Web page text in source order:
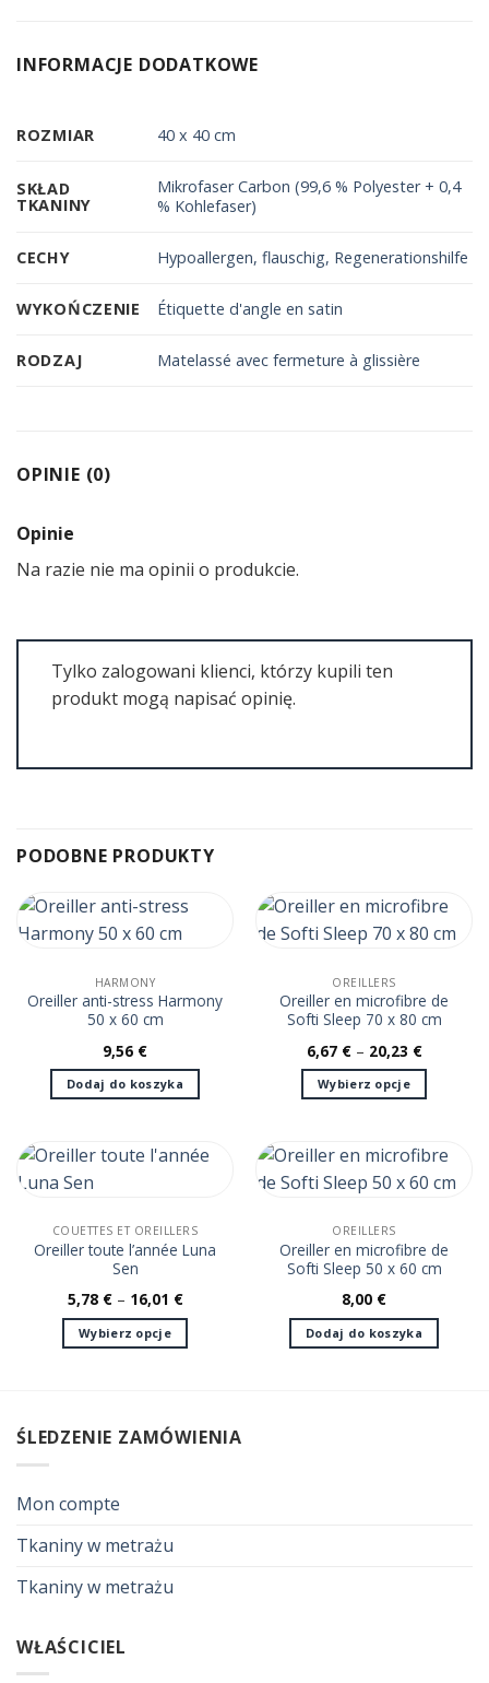
INFORMACJE DODATKOWE
ROZMIAR 40 x 40 cm
SKŁAD
TKANINY
Mikrofaser Carbon (99,6 % Polyester + 0,4
% Kohlefaser)
CECHY Hypoallergen, flauschig, Regenerationshilfe
WYKOŃCZENIE Étiquette d'angle en satin
RODZAJ Matelassé avec fermeture à glissière
OPINIE (0)
Opinie
Na razie nie ma opinii o produkcie.
Tylko zalogowani klienci, którzy kupili ten
produkt mogą napisać opinię.
PODOBNE PRODUKTY
HARMONY
Oreiller anti-stress Harmony
50 x 60 cm
9,56 €
Dodaj do koszyka
OREILLERS
Oreiller en microfibre de
Softi Sleep 70 x 80 cm
6,67 €– 20,23 €
Wybierz opcje
ma
wiele
Opcje
można
wybrać
na
stronie
produktu
COUETTES ET OREILLERS
Oreiller toute l’année Luna
Sen
5,78 €– 16,01 €
Wybierz opcje
wiele
wariantów.
na
produktu
OREILLERS
Oreiller en microfibre de
Softi Sleep 50 x 60 cm
8,00 €
Dodaj do koszyka
ŚLEDZENIE ZAMÓWIENIA
Mon compte
Tkaniny w metrażu
Tkaniny w metrażu
WŁAŚCICIEL